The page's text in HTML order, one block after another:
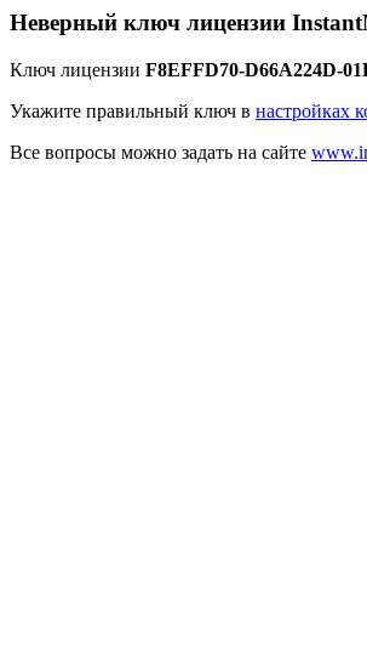
Неверный ключ лицензии
Ключ лицензии F8EFFD70-D66A224D-
Укажите правильный ключ в настройках
Все вопросы можно задать на сайте